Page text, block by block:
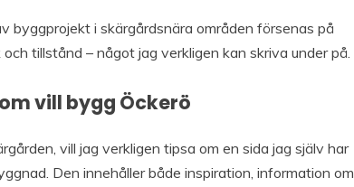
i skärgårdsnära områden försenas på
tillstånd – något jag verkligen kan skriva under på.
vill bygg Öckerö
vill jag verkligen tipsa om en sida jag själv har
Den innehåller både inspiration, information om